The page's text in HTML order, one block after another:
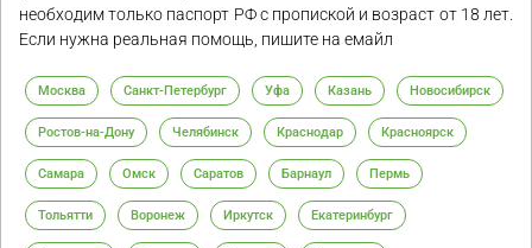
необходим только паспорт РФ с пропиской и возраст от 18 лет.
Если нужна реальная помощь, пишите на емайл
Москва Санкт-Петербург Уфа Казань Новосибирск
Ростов-на-Дону Челябинск Краснодар Красноярск
Самара Омск Саратов Барнаул Пермь
Тольятти Воронеж Иркутск Екатеринбург